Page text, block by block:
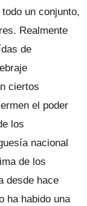
un conjunto,
Realmente
de
ciertos
el poder
los
nacional
de los
desde hace
ha habido una